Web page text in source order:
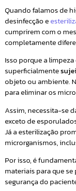
Quando falamos de
desinfecção e
cumprirem com o
completamente
Isso porque a
superficialmente
objeto ou ambiente.
para eliminar os
Assim, necessita-se
exceto de
Já a esterilização
microrganismos,
Por isso, é
materiais para que
segurança do